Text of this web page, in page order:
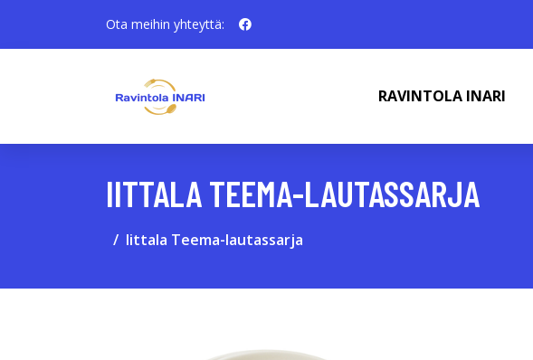
Ota meihin yhteyttä:
RAVINTOLA INARI
IITTALA TEEMA-LAUTASSARJA
Iittala Teema-lautassarja